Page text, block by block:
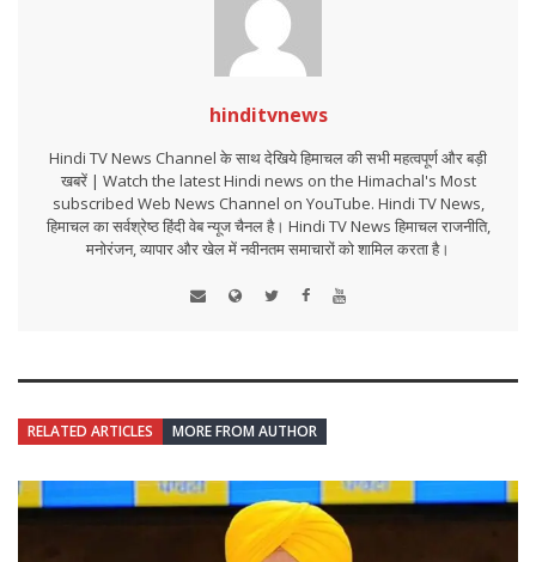
hinditvnews
Hindi TV News Channel के साथ देखिये हिमाचल की सभी महत्वपूर्ण और बड़ी
खबरें | Watch the latest Hindi news on the Himachal's Most
subscribed Web News Channel on YouTube. Hindi TV News,
हिमाचल का सर्वश्रेष्ठ हिंदी वेब न्यूज चैनल है। Hindi TV News हिमाचल राजनीति,
मनोरंजन, व्यापार और खेल में नवीनतम समाचारों को शामिल करता है।
RELATED ARTICLES MORE FROM AUTHOR